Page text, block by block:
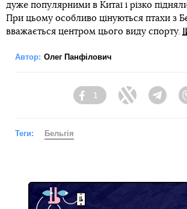
дуже популярними в Китаї і різко
При цьому особливо цінуються птахи з
вважається центром цього виду спорту.
Автор: Олег Панфілович
Facebook
1
Twitter
Теги: Бельгія